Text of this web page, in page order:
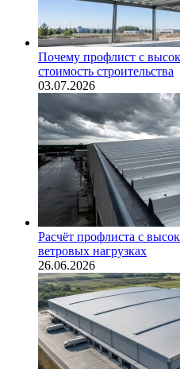
Почему профлист с
стоимость строительства
03.07.2026
Расчёт профлиста с
ветровых нагрузках
26.06.2026